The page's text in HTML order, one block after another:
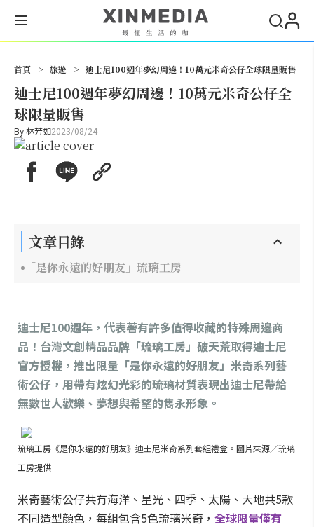
首頁 > 旅遊 > 迪士尼100週年夢幻周邊！10萬元米奇公仔全球限量販售
迪士尼100週年夢幻周邊！10萬元米奇公仔全
球限量販售
By林芳如2023/08/24
文章目錄
「是你永遠的好朋友」琉璃工房
迪士尼100週年，代表著有許多值得收藏的特殊周邊商
品！台灣文創精品品牌「琉璃工房」破天荒取得迪士尼
官方授權，推出限量「是你永遠的好朋友」米奇系列藝
術公仔，用帶有炫幻光彩的琉璃材質表現出迪士尼帶給
無數世人歡樂、夢想與希望的雋永形象。
琉璃工房《是你永遠的好朋友》迪士尼米奇系列套組禮盒。圖片來源／琉璃
工房提供
米奇藝術公仔共有海洋、星光、四季、太陽、大地共5款
不同造型顏色，每組包含5色琉璃米奇， 全球限量僅有